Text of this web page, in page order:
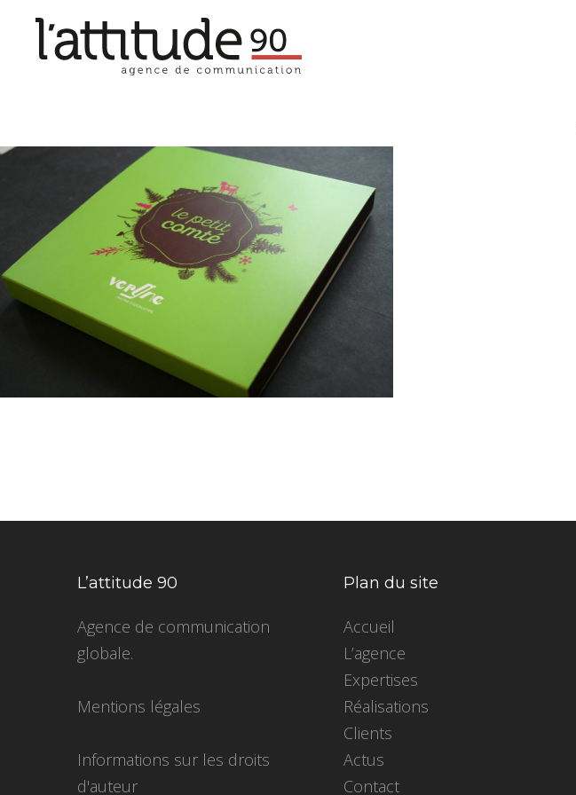
L’attitude 90
Agence de communication
globale.
Mentions légales
Informations sur les droits
d'auteur
Plan du site
Accueil
L’agence
Expertises
Réalisations
Clients
Actus
Contact